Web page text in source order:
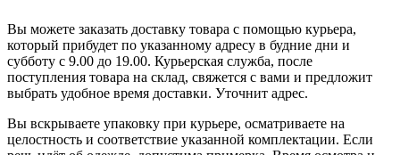
Вы можете заказать доставку товара с помощью курьера,
который прибудет по указанному адресу в будние дни и
субботу с 9.00 до 19.00. Курьерская служба, после
поступления товара на склад, свяжется с вами и предложит
выбрать удобное время доставки. Уточнит адрес.
Вы вскрываете упаковку при курьере, осматриваете на
целостность и соответствие указанной комплектации. Если